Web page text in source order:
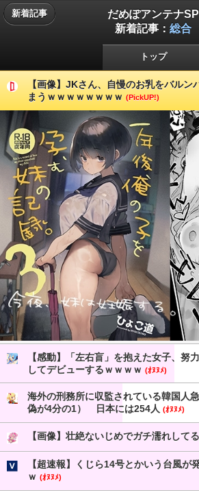
新着記事
だめぽアンテナSP
新着記事： 総合
トップ
【画像】JKさん、自慢のお乳をバルン
まうｗｗｗｗｗｗｗｗ (PickUP!)
【感動】「左右盲」を抱えた女子、努
してデビューするｗｗｗｗ (ｵﾇﾇﾒ)
海外の刑務所に収監されている韓国人
偽が4分の1） 日本には254人 (ｵﾇﾇﾒ)
【画像】壮絶ないじめでガチ濡れして
【超速報】くじら14号とかいう台風が
ｗ (ｵﾇﾇﾒ)